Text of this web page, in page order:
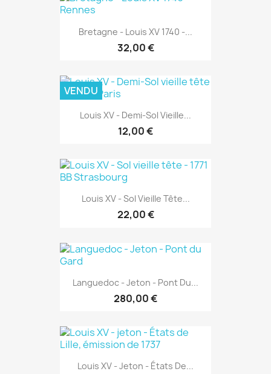
Bretagne - Louis XV 1740 -...
32,00 €
Louis XV - Demi-Sol Vieille...
12,00 €
VENDU
Louis XV - Sol Vieille Tête...
22,00 €
Languedoc - Jeton - Pont Du...
280,00 €
Louis XV - Jeton - États De...